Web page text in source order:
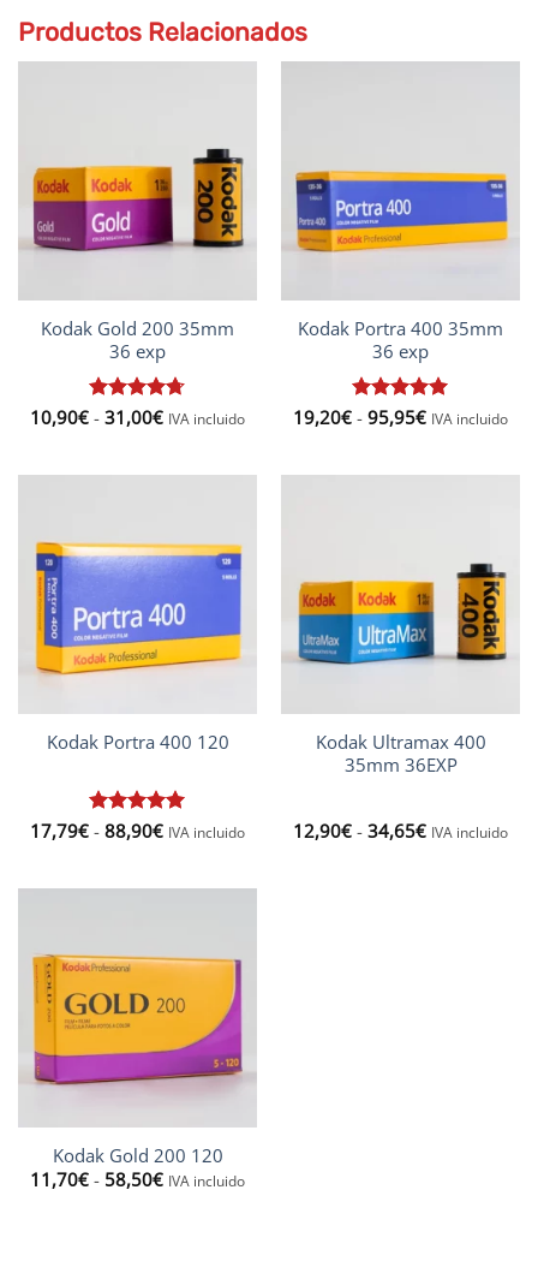
Productos Relacionados
Kodak Gold 200 35mm
36 exp
Valorado
10,90€ - 31,00€Rango
IVA incluido
Kodak Portra 400 35mm
36 exp
Valorado
19,20€ - 95,95€Rango
IVA incluido
Kodak Portra 400 120
Valorado
17,79€ - 88,90€Rango
IVA incluido
Kodak Ultramax 400
35mm 36EXP
12,90€ - 34,65€Rango
IVA incluido
Kodak Gold 200 120
11,70€ - 58,50€Rango
IVA incluido